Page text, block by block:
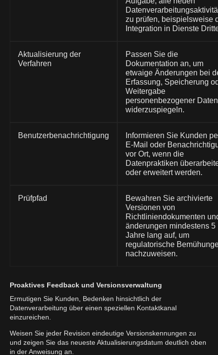
zu prüfen, beispielsweise
Integration in Dienste
Aktualisierung der
Verfahren
Passen Sie die
Dokumentation an, um
etwaige Änderungen bei
Erfassung, Speicherung
Weitergabe
personenbezogener Daten
widerzuspiegeln.
Benutzerbenachrichtigung
Informieren Sie Kunden
E-Mail oder
vor Ort, wenn die
Datenpraktiken
oder erweitert werden.
Prüfpfad
Bewahren Sie archivierte
Versionen von
Richtliniendokumenten
änderungen mindestens 5
Jahre lang auf, um
regulatorische
nachzuweisen.
Proaktives Feedback und Versionsverwaltung
Ermutigen Sie Kunden, Bedenken hinsichtlich der
Datenverarbeitung über einen speziellen Kontaktkanal
einzureichen.
Weisen Sie jeder Revision eindeutige Versionskennungen zu
und zeigen Sie das neueste Aktualisierungsdatum deutlich oben
in der Anweisung an.